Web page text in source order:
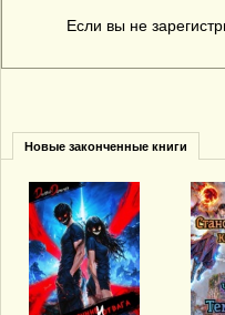
Если вы не
Новые законченные книги